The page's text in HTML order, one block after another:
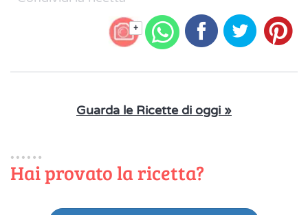
+
Guarda le Ricette di oggi »
Hai provato la ricetta?